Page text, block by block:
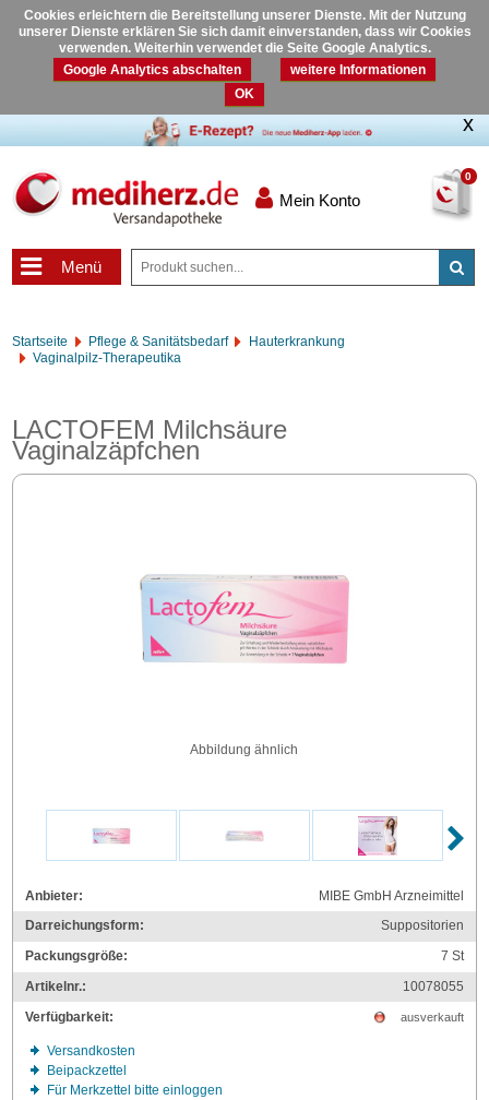
Cookies erleichtern die Bereitstellung unserer Dienste. Mit der Nutzung
unserer Dienste erklären Sie sich damit einverstanden, dass wir Cookies
verwenden. Weiterhin verwendet die Seite Google Analytics.
Google Analytics abschalten
weitere Informationen
OK
0
Mein Konto
Menü
Startseite Pflege & Sanitätsbedarf
Hauterkrankung
Vaginalpilz-Therapeutika
LACTOFEM Milchsäure
Vaginalzäpfchen
Abbildung ähnlich
Anbieter:
MIBE GmbH Arzneimittel
Darreichungsform:
Suppositorien
Packungsgröße:
7St
Artikelnr.:
10078055
Verfügbarkeit:
ausverkauft
Versandkosten
Beipackzettel
Für Merkzettel bitte einloggen